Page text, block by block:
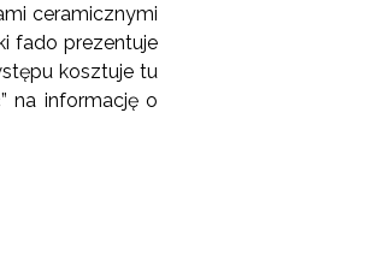
ceramicznymi
fado prezentuje
kosztuje tu
na informację o